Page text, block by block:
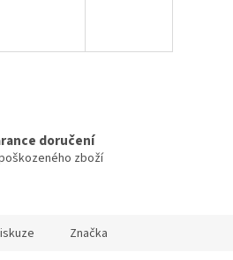
doručení
zboží
Značka